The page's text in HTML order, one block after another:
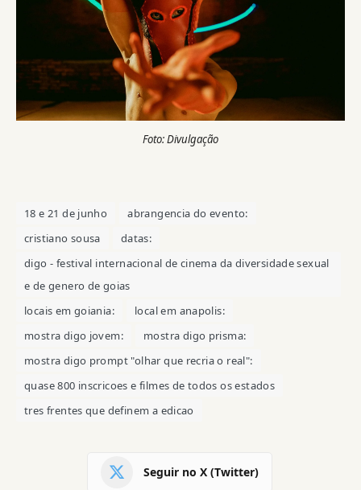
Foto: Divulgação
18 e 21 de junho
abrangencia do evento:
cristiano sousa
datas:
digo - festival internacional de cinema da diversidade sexual
e de genero de goias
locais em goiania:
local em anapolis:
mostra digo jovem:
mostra digo prisma:
mostra digo prompt "olhar que recria o real":
quase 800 inscricoes e filmes de todos os estados
tres frentes que definem a edicao
Seguir no X (Twitter)